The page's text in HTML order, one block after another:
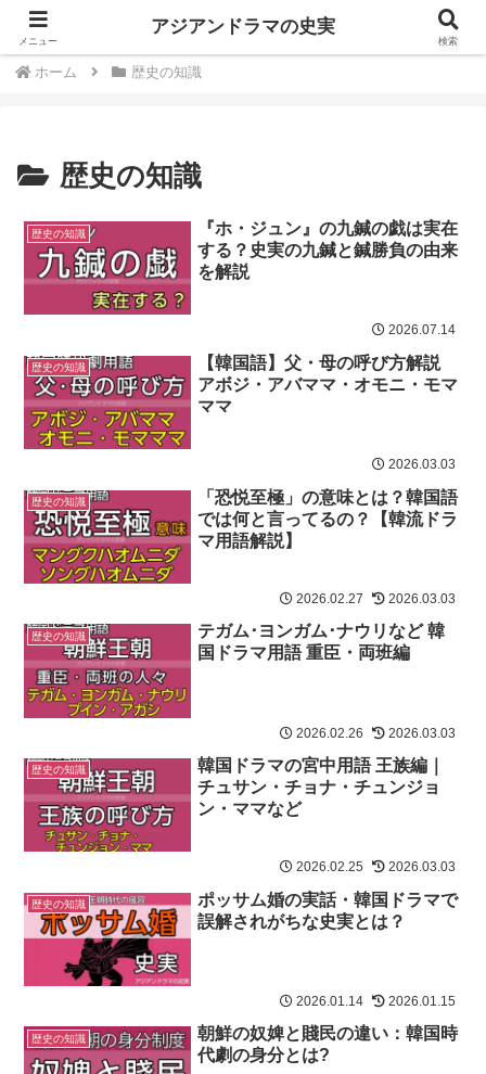
中国韓国歴史ドラマは史実を知るともっと楽しい
ホーム 歴史の知識
歴史の知識
歴史の知識
『ホ・ジュン』の九鍼の戯は実在
する？史実の九鍼と鍼勝負の由来
を解説
2026.07.14
歴史の知識
【韓国語】父・母の呼び方解説
アボジ・アバママ・オモニ・モマ
ママ
2026.03.03
歴史の知識
「恐悦至極」の意味とは？韓国語
では何と言ってるの？【韓流ドラ
マ用語解説】
2026.02.27 2026.03.03
歴史の知識
テガム･ヨンガム･ナウリなど 韓
国ドラマ用語 重臣・両班編
2026.02.26 2026.03.03
歴史の知識
韓国ドラマの宮中用語 王族編｜
チュサン・チョナ・チュンジョ
ン・ママなど
2026.02.25 2026.03.03
歴史の知識
ポッサム婚の実話・韓国ドラマで
誤解されがちな史実とは？
2026.01.14 2026.01.15
歴史の知識
朝鮮の奴婢と賤民の違い：韓国時
代劇の身分とは?
メニュー
アジアンドラマの史実
検索